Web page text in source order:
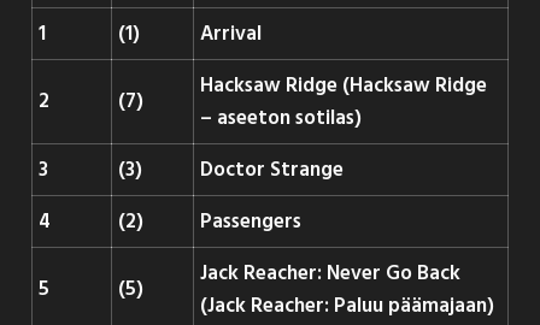
1 (1) Arrival
2 (7)
Hacksaw Ridge (Hacksaw Ridge
– aseeton sotilas)
3
(3)
Doctor Strange
4
(2) Passengers
5 (5)
Jack Reacher: Never Go Back
(Jack Reacher: Paluu päämajaan)